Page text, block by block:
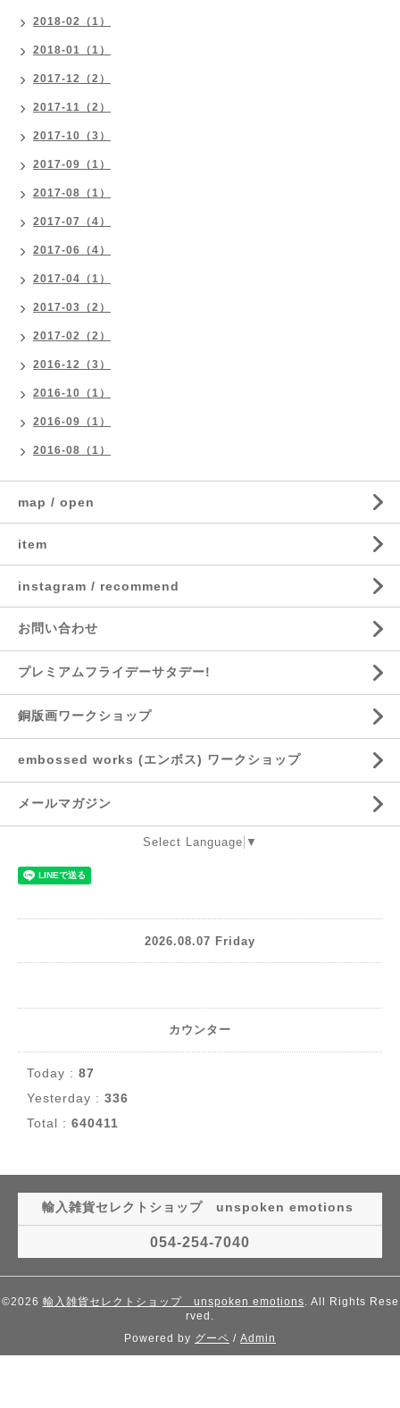
2018-02（1）
2018-01（1）
2017-12（2）
2017-11（2）
2017-10（3）
2017-09（1）
2017-08（1）
2017-07（4）
2017-06（4）
2017-04（1）
2017-03（2）
2017-02（2）
2016-12（3）
2016-10（1）
2016-09（1）
2016-08（1）
map / open
item
instagram / recommend
お問い合わせ
プレミアムフライデーサタデー!
銅版画ワークショップ
embossed works (エンボス) ワークショップ
メールマガジン
Select Language ▼
2026.08.07 Friday
カウンター
Today : 87
Yesterday : 336
Total : 640411
輸入雑貨セレクトショップ unspoken emotions
054-254-7040
©2026 輸入雑貨セレクトショップ unspoken emotions. All Rights Rese
rved.
Powered by グーペ / Admin